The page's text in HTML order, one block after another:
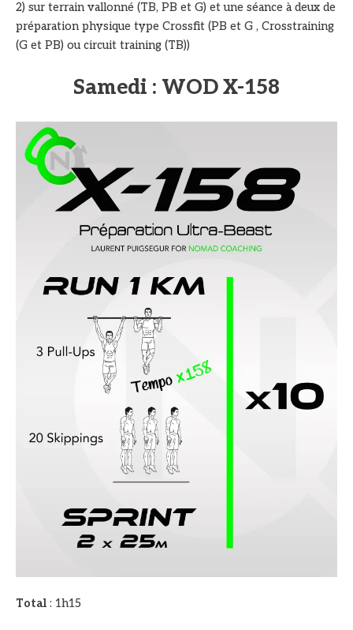
2) sur terrain vallonné (TB, PB et G) et une séance à deux de
préparation physique type Crossfit (PB et G , Crosstraining
(G et PB) ou circuit training (TB))
Samedi : WOD X-158
Total : 1h15